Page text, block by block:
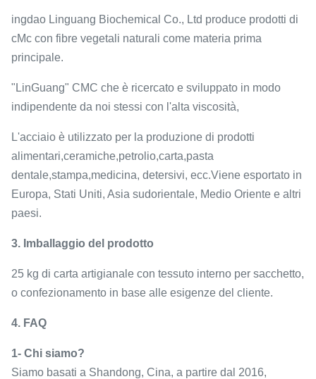
ingdao Linguang Biochemical Co., Ltd produce prodotti di
cMc con fibre vegetali naturali come materia prima
principale.
"LinGuang" CMC che è ricercato e sviluppato in modo
indipendente da noi stessi con l'alta viscosità,
L'acciaio è utilizzato per la produzione di prodotti
alimentari,ceramiche,petrolio,carta,pasta
dentale,stampa,medicina, detersivi, ecc.Viene esportato in
Europa, Stati Uniti, Asia sudorientale, Medio Oriente e altri
paesi.
3. Imballaggio del prodotto
25 kg di carta artigianale con tessuto interno per sacchetto,
o confezionamento in base alle esigenze del cliente.
4. FAQ
1- Chi siamo?
Siamo basati a Shandong, Cina, a partire dal 2016,